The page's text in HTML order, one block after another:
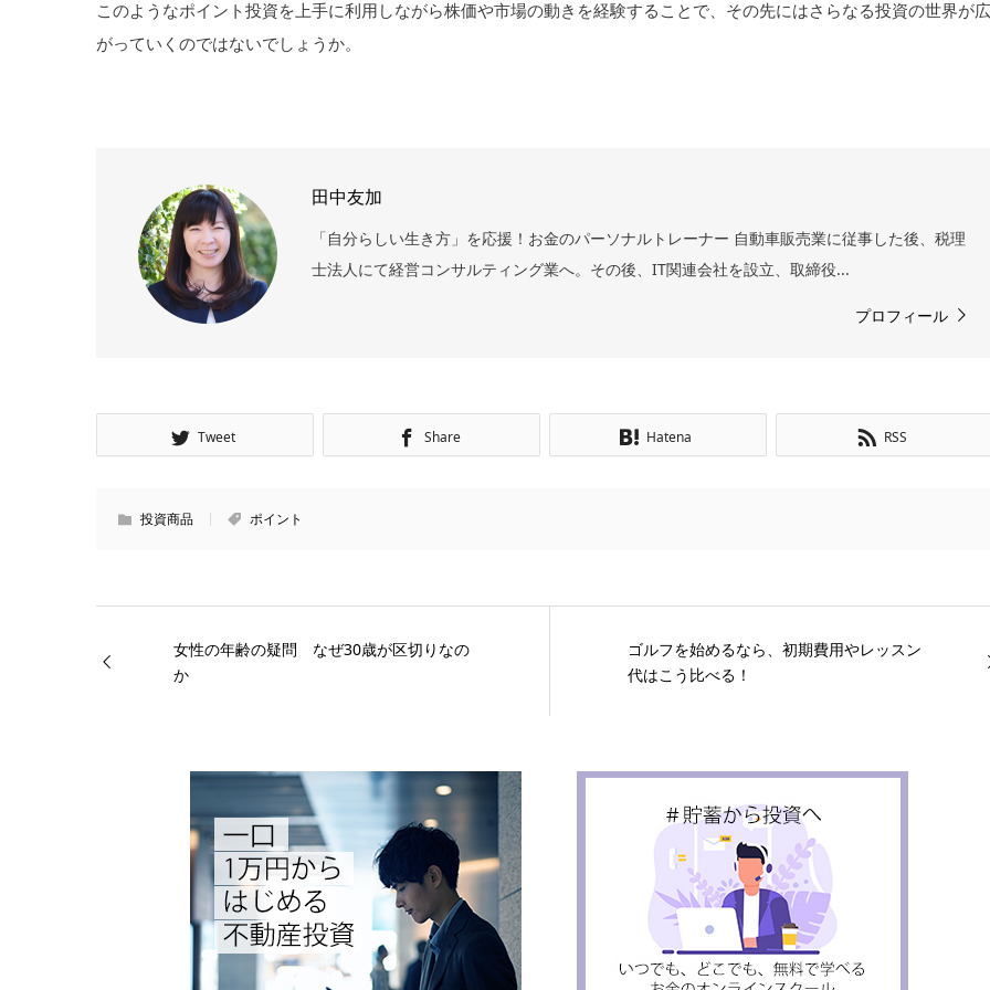
このようなポイント投資を上手に利用しながら株価や市場の動きを経験することで、その先にはさらなる投資の世界が広
がっていくのではないでしょうか。
田中友加
「自分らしい生き方」を応援！お金のパーソナルトレーナー 自動車販売業に従事した後、税理
士法人にて経営コンサルティング業へ。その後、IT関連会社を設立、取締役...
プロフィール
Tweet Share Hatena RSS
投資商品 ポイント
女性の年齢の疑問 なぜ30歳が区切りなの
か
ゴルフを始めるなら、初期費用やレッスン
代はこう比べる！